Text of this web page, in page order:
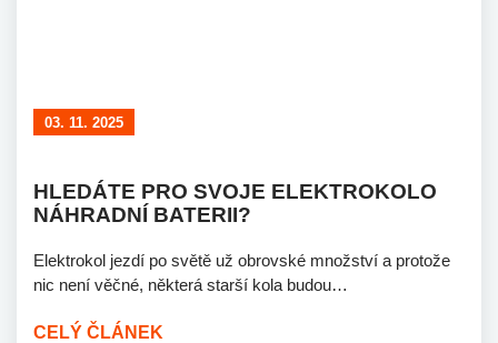
03. 11. 2025
HLEDÁTE PRO SVOJE ELEKTROKOLO
NÁHRADNÍ BATERII?
Elektrokol jezdí po světě už obrovské množství a protože
nic není věčné, některá starší kola budou…
CELÝ ČLÁNEK